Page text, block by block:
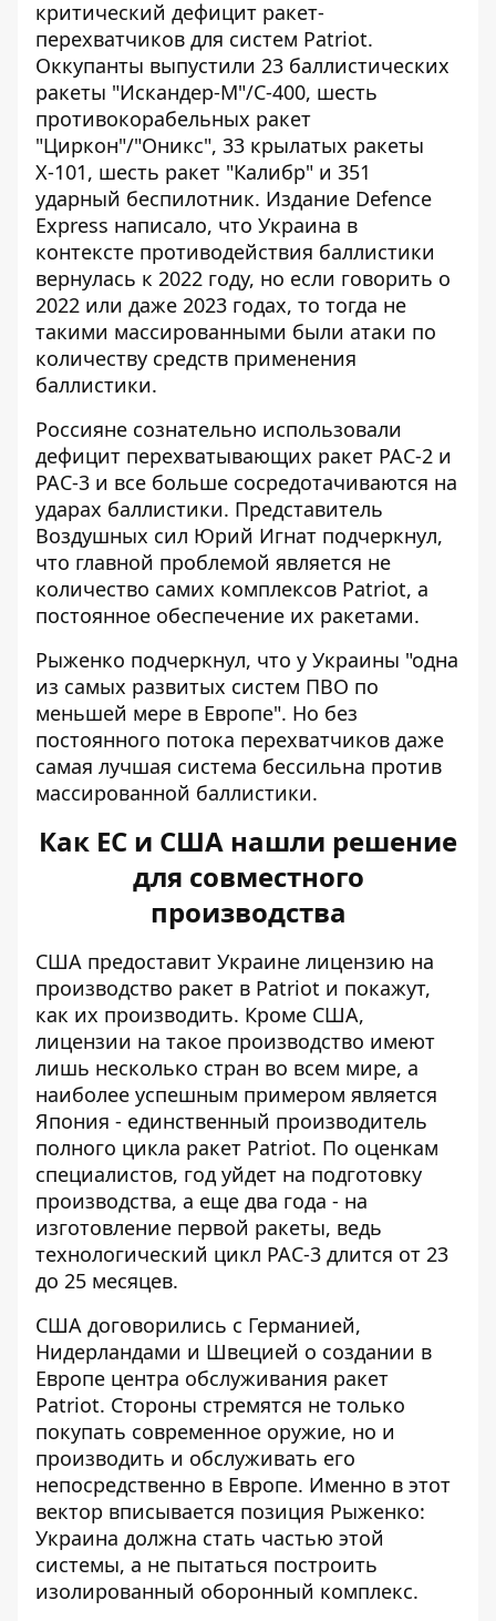
критический дефицит ракет-
перехватчиков для систем Patriot.
Оккупанты выпустили 23 баллистических
ракеты "Искандер-М"/С-400, шесть
противокорабельных ракет
"Циркон"/"Оникс", 33 крылатых ракеты
Х-101, шесть ракет "Калибр" и 351
ударный беспилотник. Издание Defence
Express написало, что Украина в
контексте противодействия баллистики
вернулась к 2022 году, но если говорить о
2022 или даже 2023 годах, то тогда не
такими массированными были атаки по
количеству средств применения
баллистики.
Россияне сознательно использовали
дефицит перехватывающих ракет PAC-2 и
PAC-3 и все больше сосредотачиваются на
ударах баллистики. Представитель
Воздушных сил Юрий Игнат подчеркнул,
что главной проблемой является не
количество самих комплексов Patriot, а
постоянное обеспечение их ракетами.
Рыженко подчеркнул, что у Украины "одна
из самых развитых систем ПВО по
меньшей мере в Европе". Но без
постоянного потока перехватчиков даже
самая лучшая система бессильна против
массированной баллистики.
Как ЕС и США нашли решение
для совместного
производства
США предоставит Украине лицензию на
производство ракет в Patriot и покажут,
как их производить. Кроме США,
лицензии на такое производство имеют
лишь несколько стран во всем мире, а
наиболее успешным примером является
Япония - единственный производитель
полного цикла ракет Patriot. По оценкам
специалистов, год уйдет на подготовку
производства, а еще два года - на
изготовление первой ракеты, ведь
технологический цикл PAC-3 длится от 23
до 25 месяцев.
США договорились с Германией,
Нидерландами и Швецией о создании в
Европе центра обслуживания ракет
Patriot. Стороны стремятся не только
покупать современное оружие, но и
производить и обслуживать его
непосредственно в Европе. Именно в этот
вектор вписывается позиция Рыженко:
Украина должна стать частью этой
системы, а не пытаться построить
изолированный оборонный комплекс.